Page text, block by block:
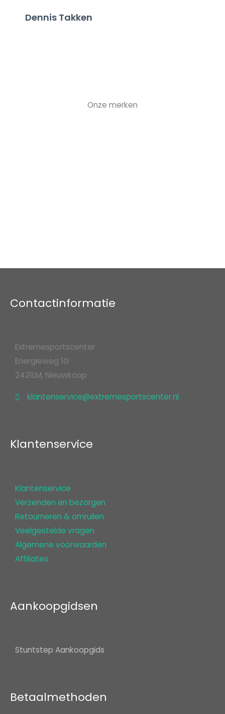
Dennis Takken
Onze merken
Contactinformatie
Extremesportscenter
Energieweg 1G
2421LM, Nieuwkoop
klantenservice@extremesportscenter.nl
Klantenservice
Klantenservice
Verzenden en bezorgen
Retourneren & omruilen
Veelgestelde vragen
Algemene voorwaarden
Affiliates
Aankoopgidsen
Stuntstep Aankoopgids
Betaalmethoden